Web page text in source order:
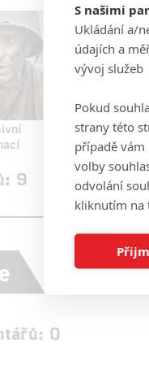
Oscar
chvíli
9
0
S našimi
Ukládání a/
údajích a
vývoj služeb
Pokud
strany této
případě vám
volby
odvolání
kliknutím na